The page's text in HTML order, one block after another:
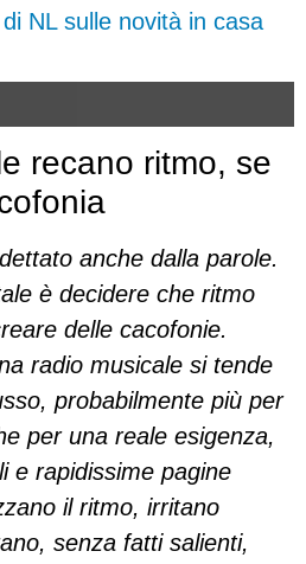
di NL sulle novità in casa
recano ritmo, se
anche dalla parole.
è decidere che ritmo
delle cacofonie.
radio musicale si tende
probabilmente più per
per una reale esigenza,
e rapidissime pagine
il ritmo, irritano
senza fatti salienti,